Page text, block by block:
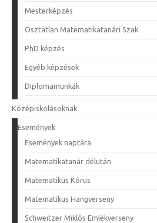
Mesterképzés
Osztatlan Matematikatanári Szak
PhD képzés
Egyéb képzések
Diplomamunkák
Középiskolásoknak
Események
Események naptára
Matematikatanár délután
Matematikus Kórus
Matematikus Hangverseny
Schweitzer Miklós Emlékverseny